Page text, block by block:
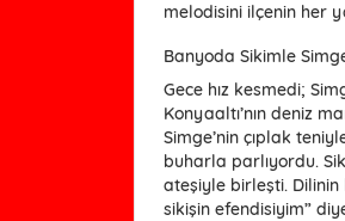
melodisini ilçenin her
Banyoda Sikimle
Gece hız kesmedi;
Konyaaltı’nın deniz
Simge’nin çıplak
buharla parlıyordu.
ateşiyle birleşti.
sikişin efendisiyim”